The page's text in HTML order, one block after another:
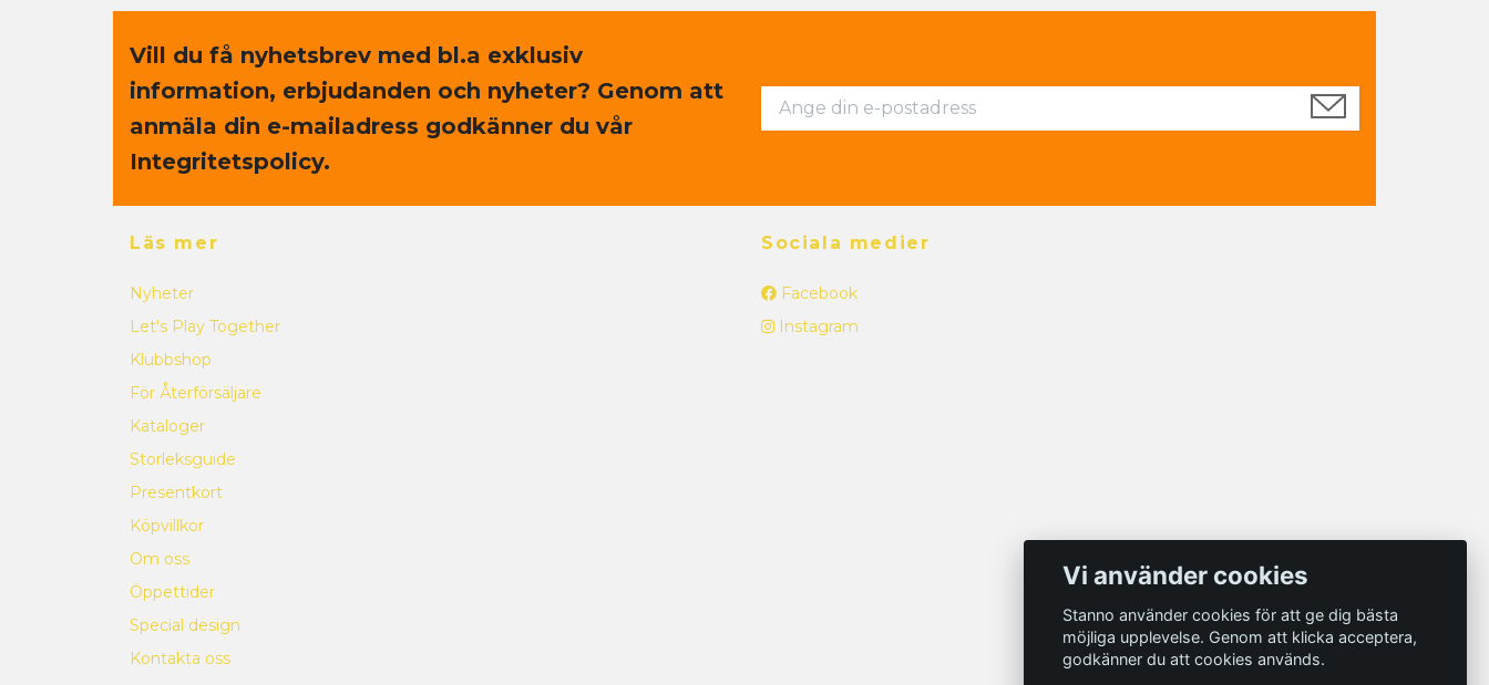
Vill du få nyhetsbrev med bl.a exklusiv
information, erbjudanden och nyheter? Genom att
anmäla din e-mailadress godkänner du vår
Integritetspolicy.
Läs mer
Nyheter
Let's Play Together
Klubbshop
För Återförsäljare
Kataloger
Storleksguide
Presentkort
Köpvillkor
Om oss
Öppettider
Special design
Kontakta oss
Sociala medier
Facebook
Instagram
Vi använder cookies
Stanno använder cookies för att ge dig bästa
möjliga upplevelse. Genom att klicka acceptera,
godkänner du att cookies används.